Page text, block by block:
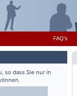
FAQ's
so dass Sie nur in